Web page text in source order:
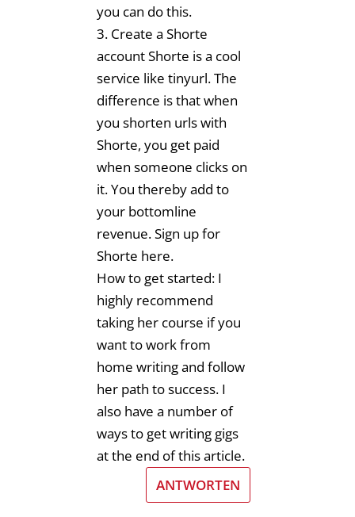
you can do this.
3. Create a Shorte
account Shorte is a cool
service like tinyurl. The
difference is that when
you shorten urls with
Shorte, you get paid
when someone clicks on
it. You thereby add to
your bottomline
revenue. Sign up for
Shorte here.
How to get started: I
highly recommend
taking her course if you
want to work from
home writing and follow
her path to success. I
also have a number of
ways to get writing gigs
at the end of this article.
ANTWORTEN